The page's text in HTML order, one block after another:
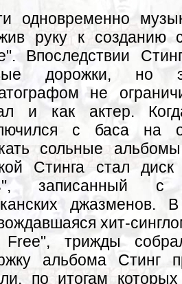
одновременно
руку к созданию
Впоследствии
дорожки, но
не
и как актер.
с баса на
сольные
Стинга стал
записанный с
джазменов.
хит-
Free", трижды
альбома Стинг
по итогам